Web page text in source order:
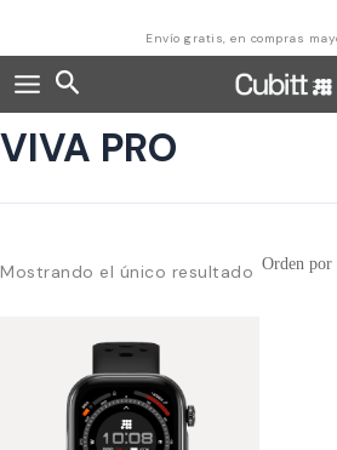
contenido
Envío gratis, en compras
Buscar
VIVA PRO
Mostrando el único resultado